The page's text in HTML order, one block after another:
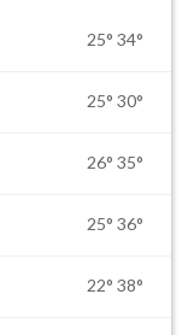
25° 34°
25° 30°
26° 35°
25° 36°
22° 38°